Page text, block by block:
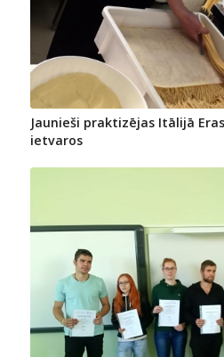
Jaunieši praktizējas Itālijā
ietvaros